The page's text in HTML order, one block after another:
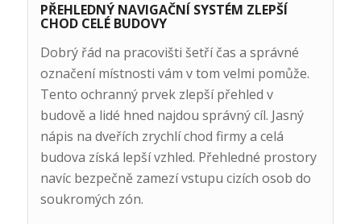
PŘEHLEDNÝ NAVIGAČNÍ SYSTÉM ZLEPŠÍ
CHOD CELÉ BUDOVY
Dobrý řád na pracovišti šetří čas a správné
označení místnosti vám v tom velmi pomůže.
Tento ochranný prvek zlepší přehled v
budově a lidé hned najdou správný cíl. Jasný
nápis na dveřích zrychlí chod firmy a celá
budova získá lepší vzhled. Přehledné prostory
navíc bezpečně zamezí vstupu cizích osob do
soukromých zón.